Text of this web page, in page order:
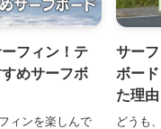
フィン！テ
めサーフボ
ィンを楽しんで
サー
ボー
た理
どうも